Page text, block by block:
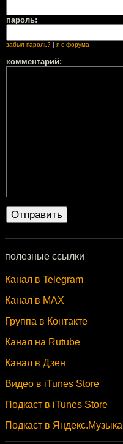
пароль:
забыл пароль? я с форума
комментарий:
полезные ссылки
Канал в Telegram
Канал в MAX
Группа в Контакте
Канал на Rutube
Канал в Дзен
Видео в iTunes Store
Подкаст в iTunes Store
Подкаст в Яндекс.Музыка